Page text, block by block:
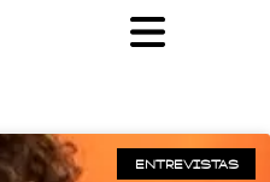
ENTREVISTAS